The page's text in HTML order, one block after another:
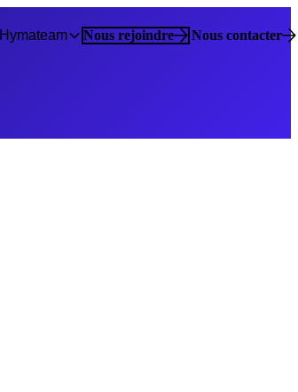
Hymateam Nous rejoindre Nous contacter